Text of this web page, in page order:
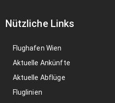
Nützliche Links
Flughafen Wien
Aktuelle Ankünfte
Aktuelle Abflüge
Fluglinien